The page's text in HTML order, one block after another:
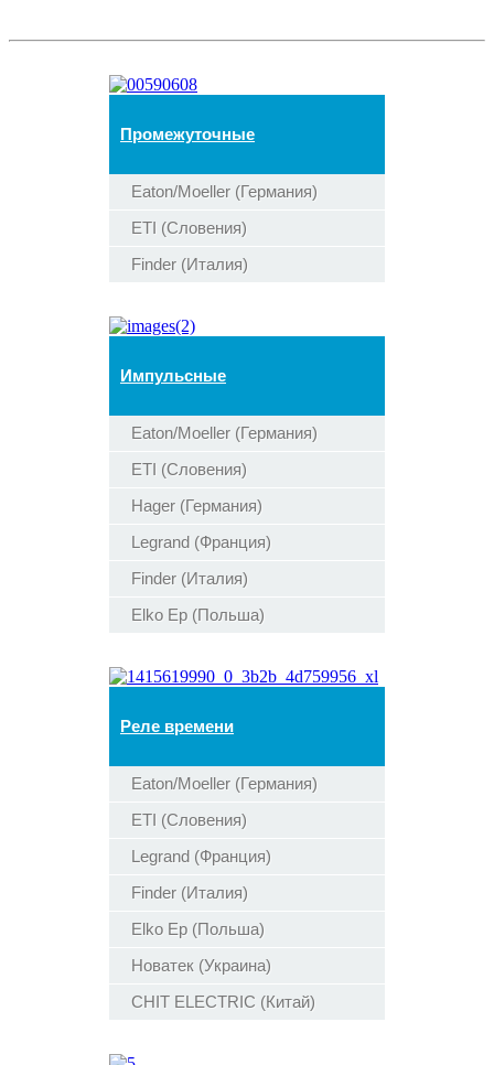
Промежуточные
Eaton/Moeller (Германия)
ETI (Словения)
Finder (Италия)
Импульсные
Eaton/Moeller (Германия)
ETI (Словения)
Hager (Германия)
Legrand (Франция)
Finder (Италия)
Elko Ep (Польша)
Реле времени
Eaton/Moeller (Германия)
ETI (Словения)
Legrand (Франция)
Finder (Италия)
Elko Ep (Польша)
Новатек (Украина)
CHIT ELECTRIC (Китай)